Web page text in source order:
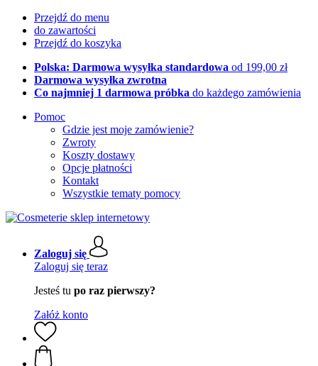
Przejdź do menu
do zawartości
Przejdź do koszyka
Polska: Darmowa wysyłka standardowa od 199,00 zł
Darmowa wysyłka zwrotna
Co najmniej 1 darmowa próbka do każdego zamówienia
Pomoc
Gdzie jest moje zamówienie?
Zwroty
Koszty dostawy
Opcje płatności
Kontakt
Wszystkie tematy pomocy
Zaloguj się
Zaloguj się teraz
Jesteś tu po raz pierwszy?
Załóż konto